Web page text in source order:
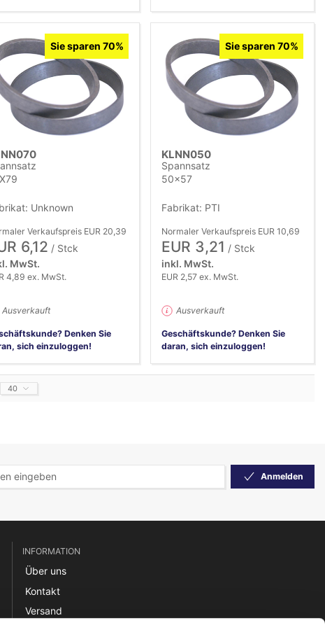
Sie sparen 70%
Unknown
Verkaufspreis EUR 20,39
6,12 / Stck
MwSt.
4,89 ex. MwSt.
Ausverkauft
Denken Sie
sich einzuloggen!
Sie sparen 70%
KLNN050
Spannsatz
50x57
Fabrikat: PTI
Normaler Verkaufspreis EUR 10,69
EUR 3,21 / Stck
inkl. MwSt.
EUR 2,57 ex. MwSt.
Ausverkauft
Geschäftskunde? Denken Sie
daran, sich einzuloggen!
40
Anmelden
INFORMATION
Über uns
Kontakt
Versand